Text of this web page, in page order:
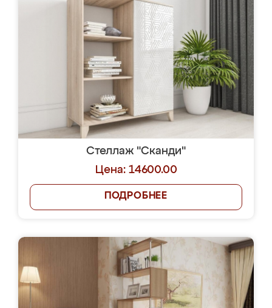
Стеллаж "Сканди"
Цена: 14600.00
ПОДРОБНЕЕ